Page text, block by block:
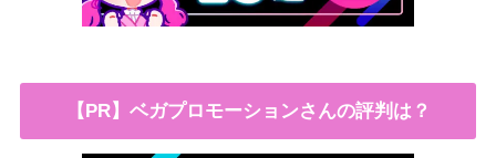
【PR】ベガプロモーションさんの評判は？